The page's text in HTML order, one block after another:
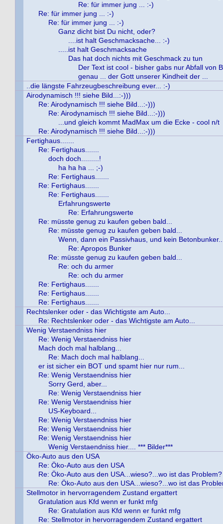
Re: für immer jung ... :-)
Re: für immer jung ... :-)
Re: für immer jung ... :-)
Ganz dicht bist Du nicht, oder?
....ist halt Geschmacksache... :-)
.....ist halt Geschmacksache
Das hat doch nichts mit Geschmack zu tun
Der Text ist cool - bisher gabs nur Abfall von
genau ... der Gott unserer Kindheit der ...
..die längste Fahrzeugbeschreibung ever... :-)
Airodynamisch !!! siehe Bild...:-)))
Re: Airodynamisch !!! siehe Bild...:-)))
Re: Airodynamisch !!! siehe Bild...:-)))
...und gleich kommt MadMax um die Ecke - cool n/t
Re: Airodynamisch !!! siehe Bild...:-)))
Fertighaus.......
Re: Fertighaus.......
doch doch.........!
ha ha ha ... ;-)
Re: Fertighaus.......
Re: Fertighaus.......
Re: Fertighaus.......
Erfahrungswerte
Re: Erfahrungswerte
Re: müsste genug zu kaufen geben bald...
Re: müsste genug zu kaufen geben bald...
Wenn, dann ein Passivhaus, und kein
Re: Apropos Bunker
Re: müsste genug zu kaufen geben bald...
Re: och du armer
Re: och du armer
Re: Fertighaus.......
Re: Fertighaus.......
Re: Fertighaus.......
Rechtslenker oder - das Wichtigste am Auto...
Re: Rechtslenker oder - das Wichtigste am Auto...
Wenig Verstaendniss hier
Re: Wenig Verstaendniss hier
Mach doch mal halblang...
Re: Mach doch mal halblang...
er ist sicher ein BOT und spamt hier nur rum...
Re: Wenig Verstaendniss hier
Sorry Gerd, aber...
Re: Wenig Verstaendniss hier
Re: Wenig Verstaendniss hier
US-Keyboard...
Re: Wenig Verstaendniss hier
Re: Wenig Verstaendniss hier
Re: Wenig Verstaendniss hier
Wenig Verstaendniss hier.... *** Bilder***
Öko-Auto aus den USA
Re: Öko-Auto aus den USA
Re: Öko-Auto aus den USA...wieso?...wo ist das Problem?
Re: Öko-Auto aus den USA...wieso?...wo ist das
Stellmotor in hervorragendem Zustand ergattert
Gratulation aus Kfd wenn er funkt mfg
Re: Gratulation aus Kfd wenn er funkt mfg
Re: Stellmotor in hervorragendem Zustand ergattert